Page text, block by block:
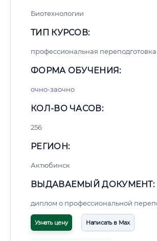
Биотехнологии
ТИП КУРСОВ:
профессиональная переподготовка
ФОРМА ОБУЧЕНИЯ:
очно-заочно
КОЛ-ВО ЧАСОВ:
256
РЕГИОН:
Актюбинск
ВЫДАВАЕМЫЙ ДОКУМЕНТ:
диплом о профессиональной
Узнать цену Написать в Max